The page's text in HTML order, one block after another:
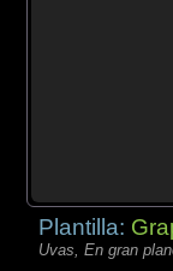
Plantilla:
Uvas, En gran